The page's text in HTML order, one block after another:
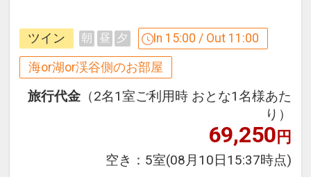
ホテルのご案内
・石垣空港から車で約４０分、駐車場有
場合は近隣有料駐車場などをご利用くだ
・バスターミナル、離島ターミナル徒歩
約７分、商店街なども徒歩圏内、石垣・
ツイン 朝 昼 夕 In 15:00 / Out 11:00
海or湖or渓谷側のお部屋
旅行代金 （2名1室ご利用時 おとな1名様あた
り）
69,250円
空き： 5室(08月10日15:37時点)